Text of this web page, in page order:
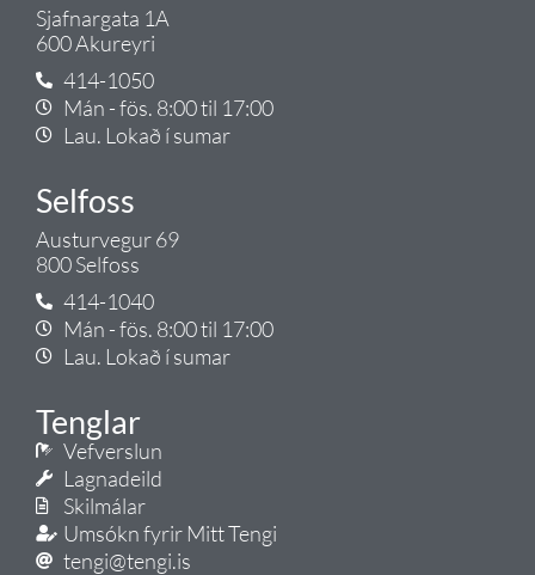
Sjafnargata 1A
600 Akureyri
414-1050
Mán - fös. 8:00 til 17:00
Lau. Lokað í sumar
Selfoss
Austurvegur 69
800 Selfoss
414-1040
Mán - fös. 8:00 til 17:00
Lau. Lokað í sumar
Tenglar
Vefverslun
Lagnadeild
Skilmálar
Umsókn fyrir Mitt Tengi
tengi@tengi.is